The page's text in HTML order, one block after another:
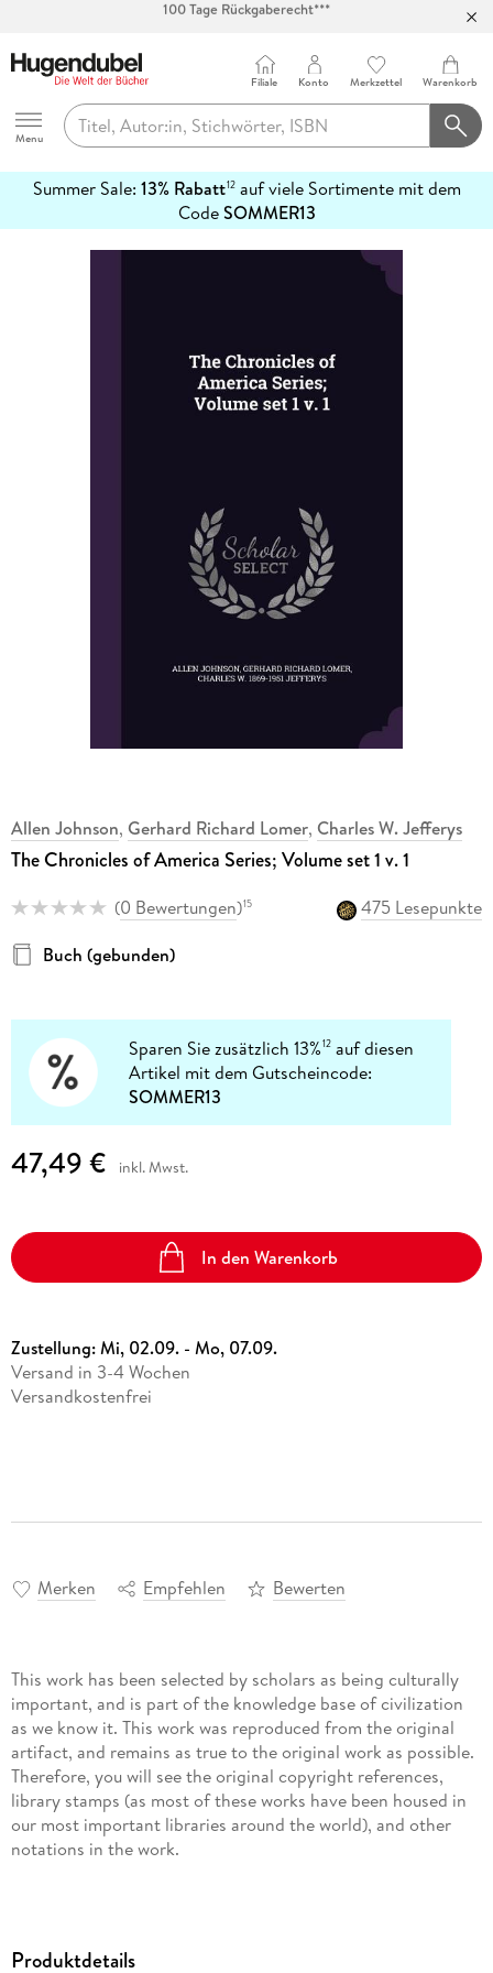
Abholung in über 100 Filialen
Hugendubel
Menu
Filiale Konto Merkzettel Warenkorb
Summer Sale: 13% Rabatt12auf viele Sortimente mit dem
CodeSOMMER13
erfahren
Allen Johnson, Gerhard Richard Lomer, Charles W. Jefferys
The Chronicles of America Series; Volume set 1 v. 1
(0 Bewertungen)15
475 Lesepunkte
Buch (gebunden)
Sparen Sie zusätzlich 13%12 auf diesen
Artikel mit dem Gutscheincode:
SOMMER13
47,49 € inkl. Mwst.
In den Warenkorb
Zustellung:Mi, 02.09. - Mo, 07.09.
Versand in 3-4 Wochen
Versandkostenfrei
Merken Empfehlen Bewerten
This work has been selected by scholars as being culturally
important, and is part of the knowledge base of civilization
as we know it. This work was reproduced from the original
artifact, and remains as true to the original work as possible.
Therefore, you will see the original copyright references,
library stamps (as most of these works have been housed in
our most important libraries around the world), and other
notations in the work.
Produktdetails